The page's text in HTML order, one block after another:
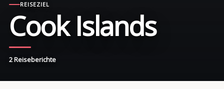
REISEZIEL
Cook Islands
2 Reiseberichte